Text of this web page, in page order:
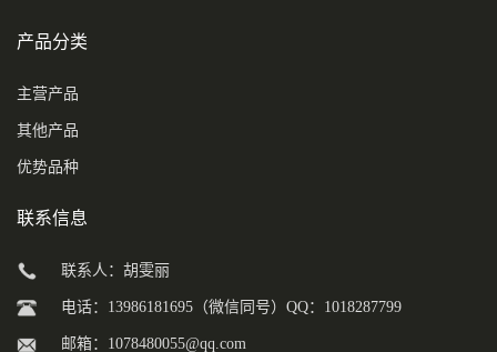
产品分类
主营产品
其他产品
优势品种
联系信息
联系人：胡雯丽
电话：13986181695（微信同号）QQ：1018287799
邮箱： 1078480055@qq.com